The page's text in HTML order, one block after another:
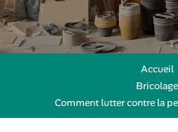
Accueil
Bricolage
Comment lutter contre la